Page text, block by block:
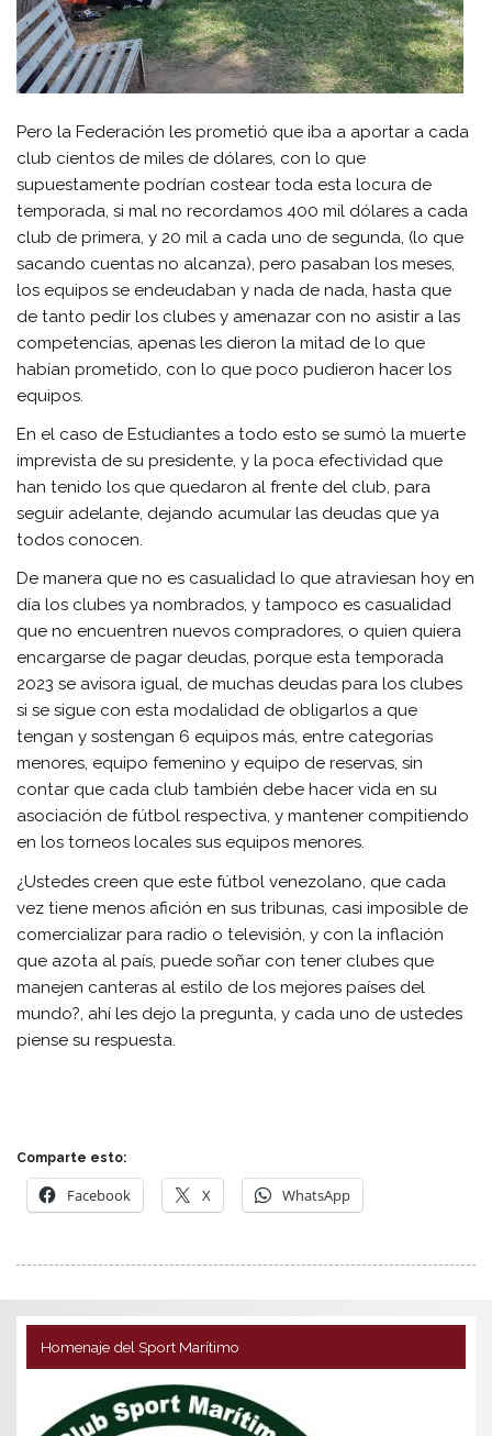
Pero la Federación les prometió que iba a aportar a cada
club cientos de miles de dólares, con lo que
supuestamente podrían costear toda esta locura de
temporada, si mal no recordamos 400 mil dólares a cada
club de primera, y 20 mil a cada uno de segunda, (lo que
sacando cuentas no alcanza), pero pasaban los meses,
los equipos se endeudaban y nada de nada, hasta que
de tanto pedir los clubes y amenazar con no asistir a las
competencias, apenas les dieron la mitad de lo que
habían prometido, con lo que poco pudieron hacer los
equipos.
En el caso de Estudiantes a todo esto se sumó la muerte
imprevista de su presidente, y la poca efectividad que
han tenido los que quedaron al frente del club, para
seguir adelante, dejando acumular las deudas que ya
todos conocen.
De manera que no es casualidad lo que atraviesan hoy en
día los clubes ya nombrados, y tampoco es casualidad
que no encuentren nuevos compradores, o quien quiera
encargarse de pagar deudas, porque esta temporada
2023 se avisora igual, de muchas deudas para los clubes
si se sigue con esta modalidad de obligarlos a que
tengan y sostengan 6 equipos más, entre categorías
menores, equipo femenino y equipo de reservas, sin
contar que cada club también debe hacer vida en su
asociación de fútbol respectiva, y mantener compitiendo
en los torneos locales sus equipos menores.
¿Ustedes creen que este fútbol venezolano, que cada
vez tiene menos afición en sus tribunas, casi imposible de
comercializar para radio o televisión, y con la inflación
que azota al país, puede soñar con tener clubes que
manejen canteras al estilo de los mejores países del
mundo?, ahí les dejo la pregunta, y cada uno de ustedes
piense su respuesta.
Comparte esto:
Facebook X WhatsApp
Homenaje del Sport Marítimo